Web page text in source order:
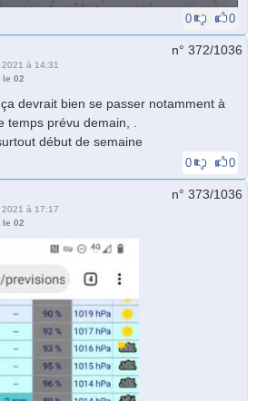
0 0
à 14:31
le 02
n° 372/1036
devrait bien se passer notamment à
prévu demain, .
début de semaine
0 0
2021 à 17:17
le 02
n° 373/1036